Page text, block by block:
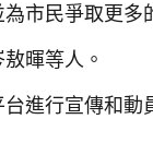
市民爭取更多
暉等人。
進行宣傳和動